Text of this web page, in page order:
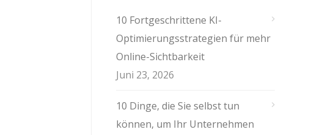
10 Fortgeschrittene KI-
Optimierungsstrategien für mehr
Online-Sichtbarkeit
Juni 23, 2026
10 Dinge, die Sie selbst tun
können, um Ihr Unternehmen